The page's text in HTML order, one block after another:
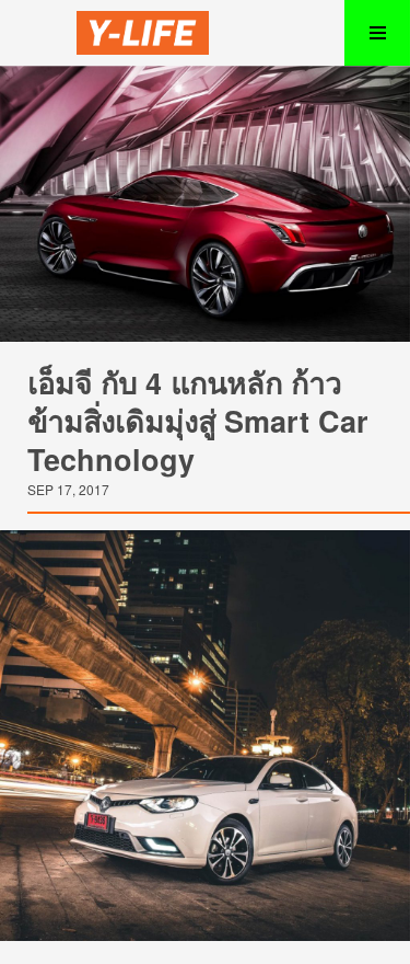
เอ็มจี กับ 4 แกนหลัก ก้าว
ข้ามสิ่งเดิมมุ่งสู่ Smart Car
Technology
SEP 17, 2017